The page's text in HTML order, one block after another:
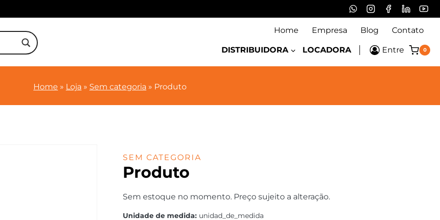
Home Empresa Blog Contato
DISTRIBUIDORA LOCADORA Entre 0
Home » Loja » Sem categoria » Produto
SEM CATEGORIA
Produto
Sem estoque no momento. Preço sujeito a alteração.
Unidade de medida:unidad_de_medida